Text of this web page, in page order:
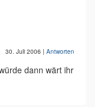
30. Juli 2006 | Antworten
dann wärt ihr